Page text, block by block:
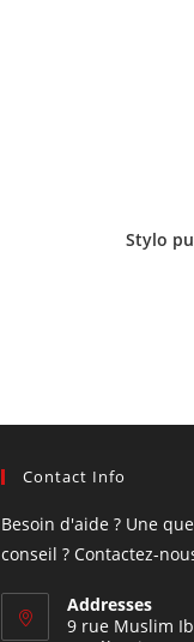
Stylo
Contact Info
Besoin d'aide ? Une
conseil ? Contactez-
Addresses
9 rue Muslim